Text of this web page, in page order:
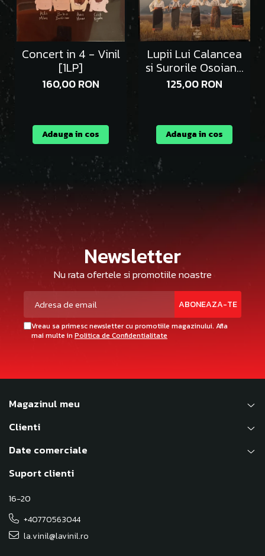
Concert in 4 - Vinil
[1LP]
160,00 RON
Adauga in cos
Lupii Lui Calancea
si Surorile Osoianu
- Vinil [1LP]
125,00 RON
Adauga in cos
Newsletter
Nu rata ofertele si promotiile noastre
Vreau sa primesc newsletter cu promotiile magazinului. Afla
mai multe in Politica de Confidentialitate
Magazinul meu
Clienti
Date comerciale
Suport clienti
16-20
+40770563044
la.vinil@lavinil.ro